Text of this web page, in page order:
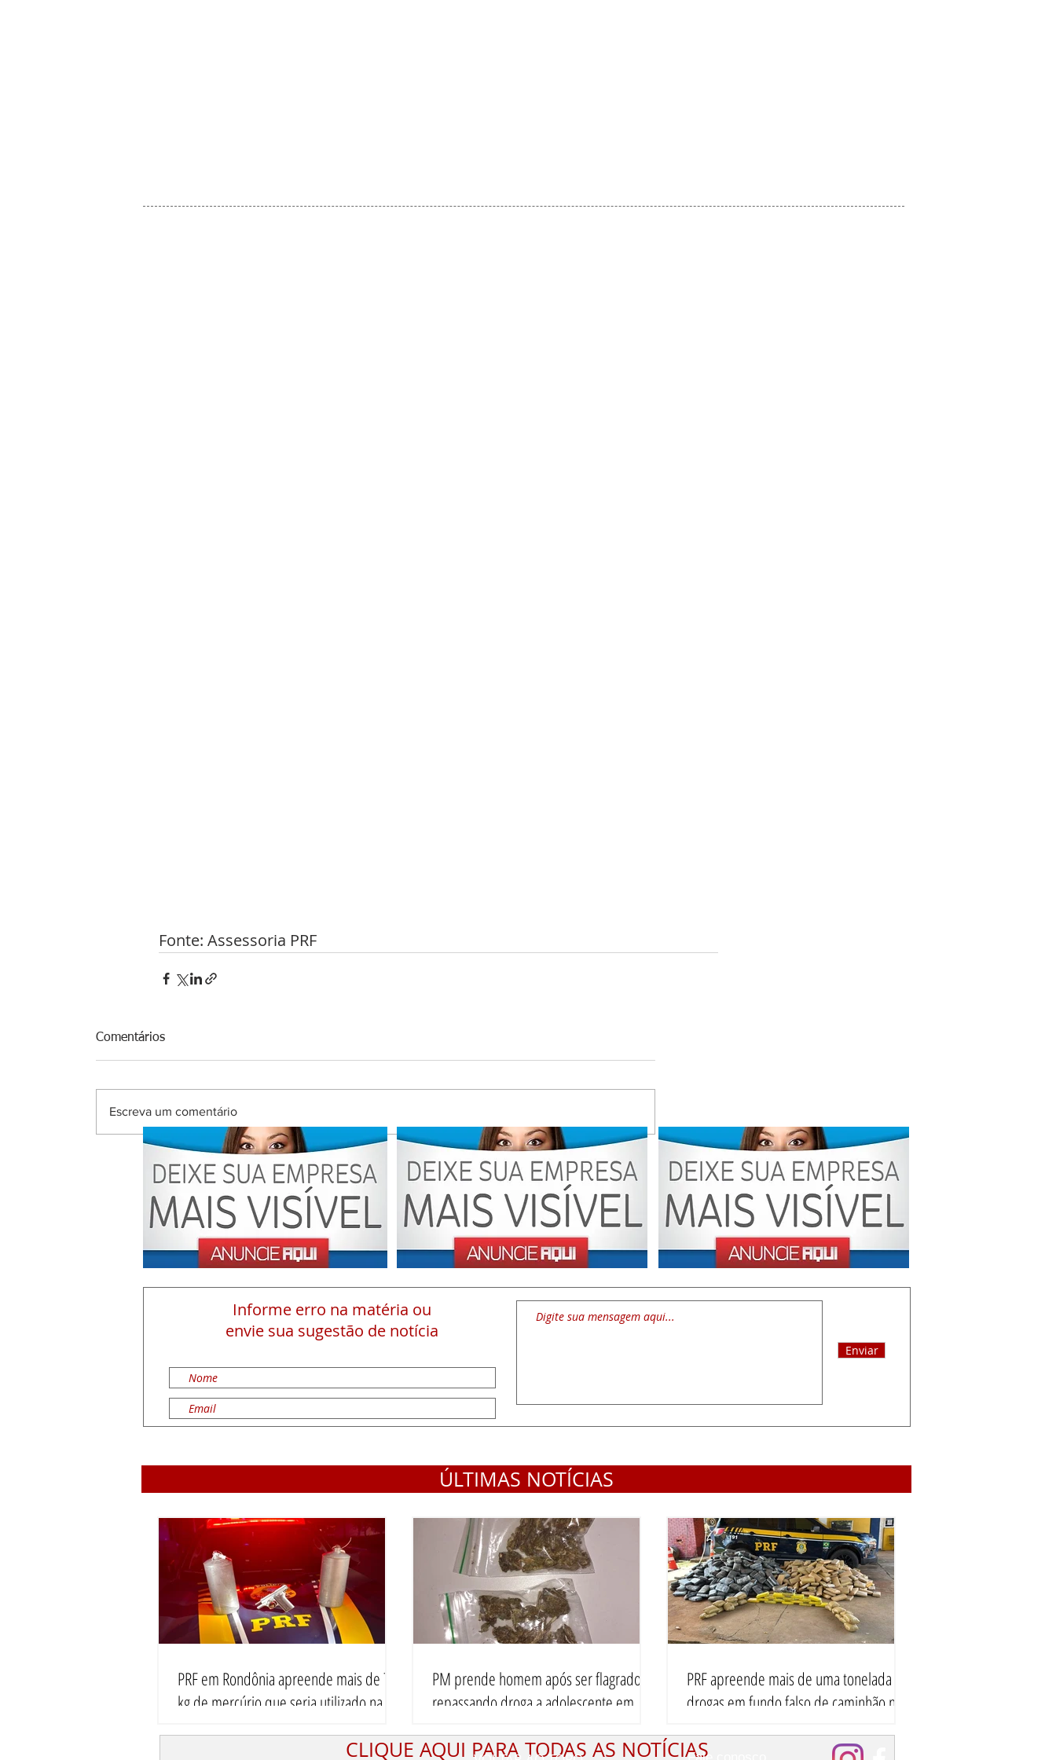
Fonte: Assessoria PRF
Comentários
Escreva um comentário
Informe erro na matéria ou
envie sua sugestão de notícia
Enviar
CLIQUE AQUI PARA TODAS AS NOTÍCIAS
ÚLTIMAS NOTÍCIAS
PRF em Rondônia apreende mais de 70
kg de mercúrio que seria utilizado na
PM prende homem após ser flagrado
repassando droga a adolescente em
PRF apreende mais de uma tonelada de
drogas em fundo falso de caminhão na